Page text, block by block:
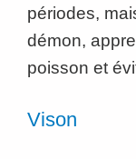
périodes,
démon,
poisson et
Vison